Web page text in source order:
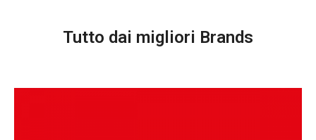
Tutto dai migliori Brands